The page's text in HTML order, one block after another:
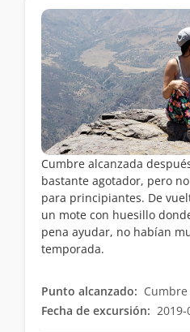
Cumbre alcanzada
bastante agotador, pero
para principiantes. De
un mote con huesillo
pena ayudar, no habían
temporada.
Punto alcanzado:
Fecha de excursión: 2019-